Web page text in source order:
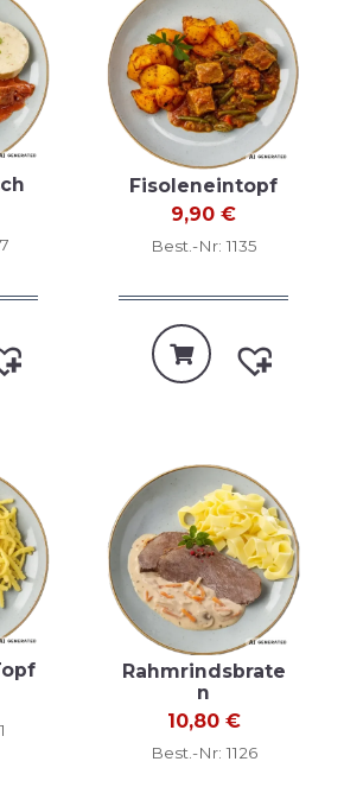
Fisoleneintopf
9,90 €
Best.-Nr: 1135
Rahmrindsbrate
n
10,80 €
Best.-Nr: 1126